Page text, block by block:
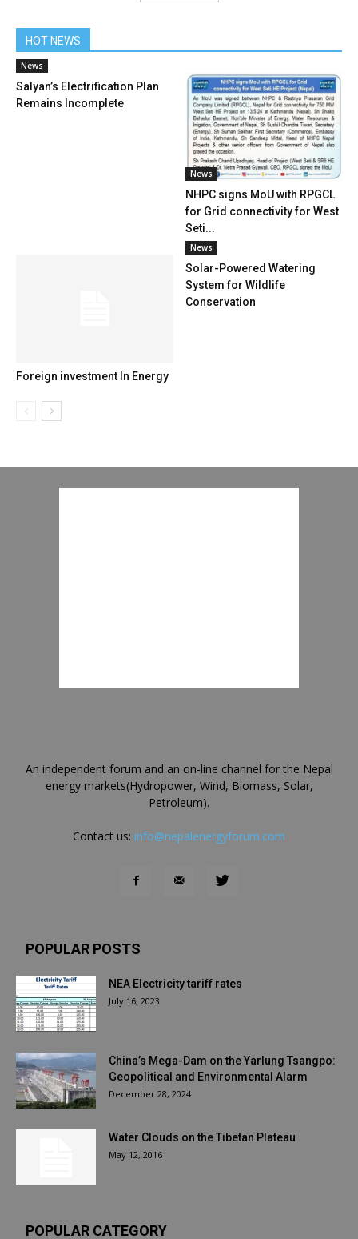
HOT NEWS
News
Salyan’s Electrification Plan
Remains Incomplete
News
NHPC signs MoU with RPGCL
for Grid connectivity for West
Seti...
Foreign investment In Energy
News
Solar-Powered Watering
System for Wildlife
Conservation
An independent forum and an on-line channel for the Nepal
energy markets(Hydropower, Wind, Biomass, Solar,
Petroleum).
Contact us: info@nepalenergyforum.com
POPULAR POSTS
NEA Electricity tariff rates
July 16, 2023
China’s Mega-Dam on the Yarlung Tsangpo:
Geopolitical and Environmental Alarm
December 28, 2024
Water Clouds on the Tibetan Plateau
May 12, 2016
POPULAR CATEGORY